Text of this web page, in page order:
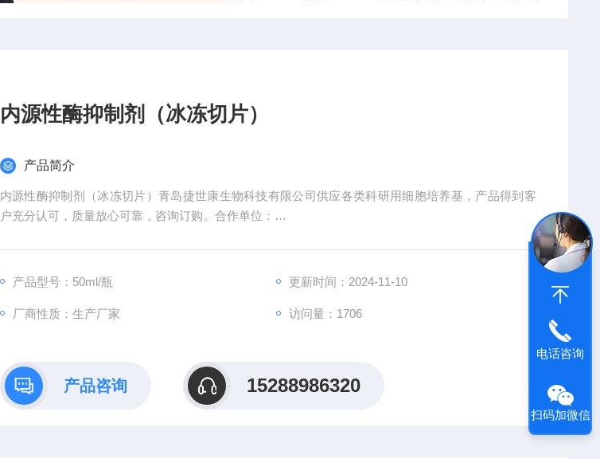
内源性酶抑制剂（冰冻切片）
产品简介
内源性酶抑制剂（冰冻切片）青岛捷世康生物科技有限公司供应各类科研用细胞培养基，产品得到客
户充分认可，质量放心可靠，咨询订购。合作单位：
中国药科大学、中国海洋大学、福建茶叶研究所、北京大学、遵复旦大学、广州医学院、山东大学、
产品型号：50ml/瓶
更新时间：2024-11-10
厂商性质：生产厂家 访问量：1706
产品咨询 15288986320
电话咨询
扫码加微信